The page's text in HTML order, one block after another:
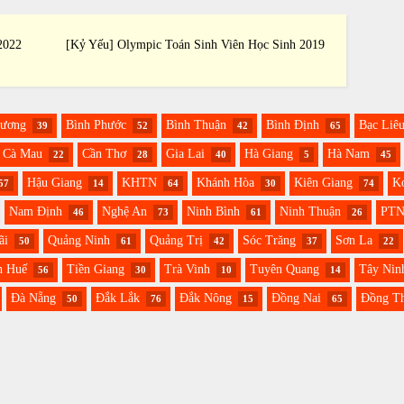
[Kỷ Yếu] Olympic Toán Sinh Viên Học Sinh 2019
39 Bình Phước 52 Bình Thuận 42 Bình Định 65 Bạc Liêu
Cà Mau 22 Cần Thơ 28 Gia Lai 40 Hà Giang 5 Hà Nam 45
Hậu Giang 14 KHTN 64 Khánh Hòa 30 Kiên Giang 74
Nam Định 46 Nghệ An 73 Ninh Bình 61 Ninh Thuận 26
50 Quảng Ninh 61 Quảng Trị 42 Sóc Trăng 37 Sơn La 22
Huế 56 Tiền Giang 30 Trà Vinh 10 Tuyên Quang 14 Tây
Đà Nẵng 50 Đắk Lắk 76 Đắk Nông 15 Đồng Nai 65 Đồng